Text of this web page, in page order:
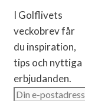
I Golflivets
veckobrev får
du inspiration,
tips och nyttiga
erbjudanden.